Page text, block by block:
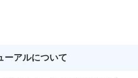
ーアルについて